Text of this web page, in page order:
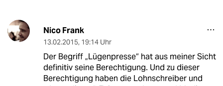
Nico Frank
13.02.2015, 19:14 Uhr
Der Begriff „Lügenpresse“ hat aus meiner Sicht
definitiv seine Berechtigung. Und zu dieser
Berechtigung haben die Lohnschreiber und